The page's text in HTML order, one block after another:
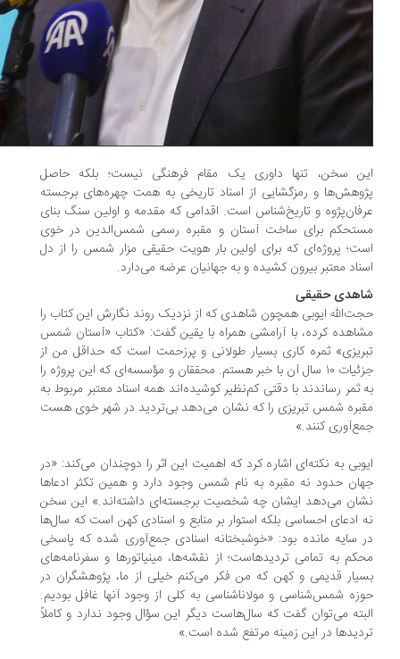
سخن، تنها داوری یک مقام فرهنگی نیست؛ بلکه حاصل
و رمزگشایی از اسناد تاریخی به همت چهره‌های برجسته
و تاریخ‌شناس است. اقدامی که مقدمه و اولین سنگ بنای
برای ساخت آستان و مقبره رسمی شمس‌الدین در خوی
پروژه‌ای که برای اولین‌ بار هویت حقیقی مزار شمس را از دل
معتبر بیرون کشیده و به جهانیان عرضه می‌دارد.
حقیقی
ایوبی همچون شاهدی که از نزدیک روند نگارش این کتاب را
کرده، با آرامشی همراه با یقین گفت: «کتاب «آستان شمس
ثمره کاری بسیار طولانی و پرزحمت است که حداقل من از
جزئیات ۱۰ سال آن با خبر هستم. محققان و مؤسسه‌ای که این پروژه را
ثمر رساندند با دقتی کم‌نظیر کوشیده‌اند همه اسناد معتبر مربوط به
شمس تبریزی را که نشان می‌دهد بی‌تردید در شهر خوی هست
کنند.»
به نکته‌ای اشاره کرد که اهمیت این اثر را دوچندان می‌کند: «در
حدود نه مقبره به نام شمس وجود دارد و همین تکثر ادعاها
می‌دهد ایشان چه شخصیت برجسته‌ای داشته‌اند.» این سخن
ادعای احساسی بلکه استوار بر منابع و اسنادی کهن است که سال‌ها
سایه مانده بود: «خوشبختانه اسنادی جمع‌آوری شده که پاسخی
به تمامی تردیدهاست؛ از نقشه‌ها، مینیاتورها و سفرنامه‌های
قدیمی و کهن که من فکر می‌کنم خیلی از ما، پژوهشگران در
شمس‌شناسی و مولاناشناسی به کلی از وجود آنها غافل بودیم.
می‌توان گفت که سال‌هاست دیگر این سؤال وجود ندارد و کاملاً
در این زمینه مرتفع شده است.»